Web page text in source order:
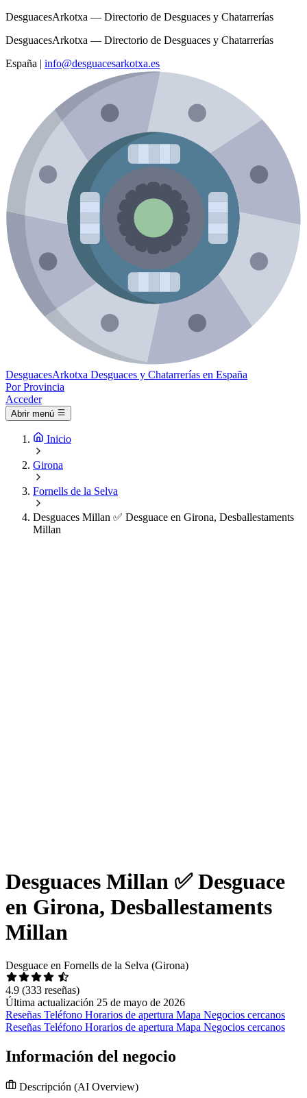
DesguacesArkotxa — Directorio de Desguaces y Chatarrerías
DesguacesArkotxa — Directorio de Desguaces y Chatarrerías
España | info@desguacesarkotxa.es
DesguacesArkotxa Desguaces y Chatarrerías en España
Por Provincia
Acceder
Abrir menú
Inicio
Girona
Fornells de la Selva
Desguaces Millan ✅ Desguace en Girona, Desballestaments
Millan
Desguaces Millan ✅ Desguace
en Girona, Desballestaments
Millan
Desguace en Fornells de la Selva (Girona)
4.9 (333 reseñas)
Última actualización 25 de mayo de 2026
Reseñas Teléfono Horarios de apertura Mapa Negocios cercanos
Reseñas Teléfono Horarios de apertura Mapa Negocios cercanos
Información del negocio
Descripción (AI Overview)